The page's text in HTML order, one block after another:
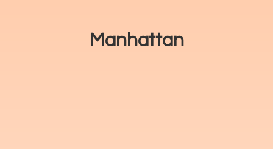
Manhattan